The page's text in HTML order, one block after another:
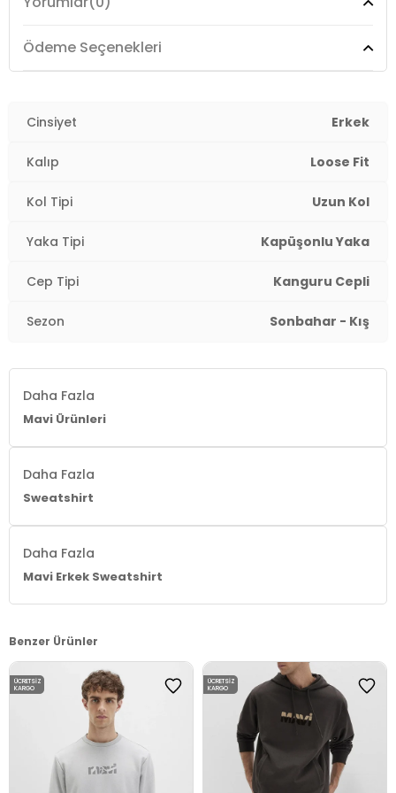
Kalıp Bilgisi :Loose Fit
Manken Ölçüsü :Boy : 1.88 cm / Göğüs : 94 cm / Bel :
3DE1065809900.07
Ödeme Seçenekleri
Cinsiyet Erkek
Kalıp Loose Fit
Kol Tipi Uzun Kol
Yaka Tipi Kapüşonlu Yaka
Cep Tipi Kanguru Cepli
Sezon Sonbahar - Kış
Daha Fazla
Mavi Ürünleri
Daha Fazla
Sweatshirt
Daha Fazla
Mavi Erkek Sweatshirt
Benzer Ürünler
ÜCRETSIZ
KARGO
ÜCRETSIZ
KARGO